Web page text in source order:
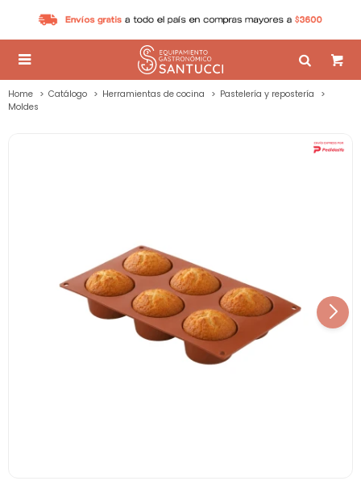

Home Catálogo Herramientas de cocina
Pastelería y repostería
Moldes